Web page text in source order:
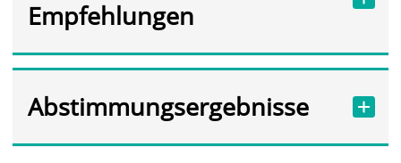
Empfehlungen
Abstimmungsergebnisse